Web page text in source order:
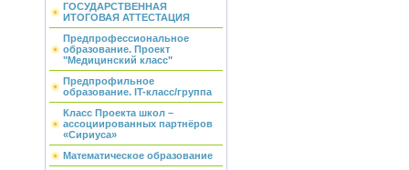
ГОСУДАРСТВЕННАЯ
ИТОГОВАЯ АТТЕСТАЦИЯ
Предпрофессиональное
образование. Проект
"Медицинский класс"
Предпрофильное
образование. IT-класс/группа
Класс Проекта школ –
ассоциированных партнёров
«Сириуса»
Математическое образование